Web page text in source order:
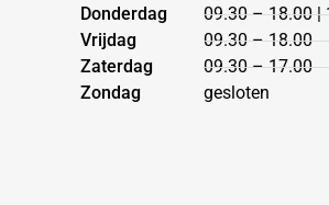
Donderdag
Vrijdag
Zaterdag
Zondag
09.30 – 18.00 |
09.30 – 18.00
09.30 – 17.00
gesloten